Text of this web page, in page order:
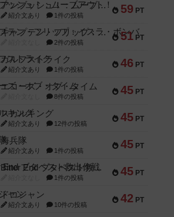
59 PT
アンブッシュ！：ムーブアウト！
紹介文あり 1件の投稿
51 PT
キャプテン・フリップ：イスラ・ボンバ
2件の投稿
46 PT
ガルフストライク
紹介文あり 1件の投稿
45 PT
エコーズ・オブ・タイム
8件の投稿
45 PT
スカルキング
紹介文あり 12件の投稿
45 PT
海兵隊
紹介文あり 1件の投稿
45 PT
Bitter End ブタペスト救出作戦
1件の投稿
42 PT
ドコジャン
紹介文あり 10件の投稿